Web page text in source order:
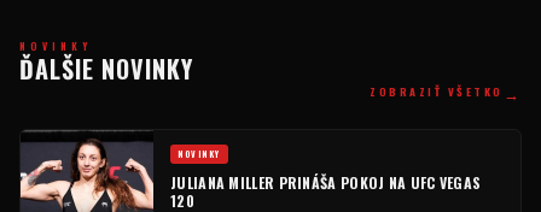
NOVINKY
ĎALŠIE NOVINKY
ZOBRAZIŤ VŠETKO →
NOVINKY
JULIANA MILLER PRINÁŠA POKOJ NA UFC VEGAS
120